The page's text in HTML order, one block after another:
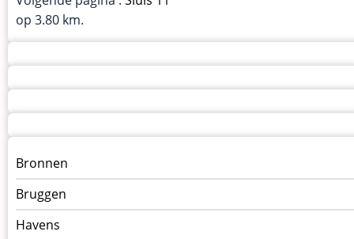
op 3.80 km.
Menu
kunstwerken
op
kunstwerkpagina
Bronnen
Bruggen
Havens